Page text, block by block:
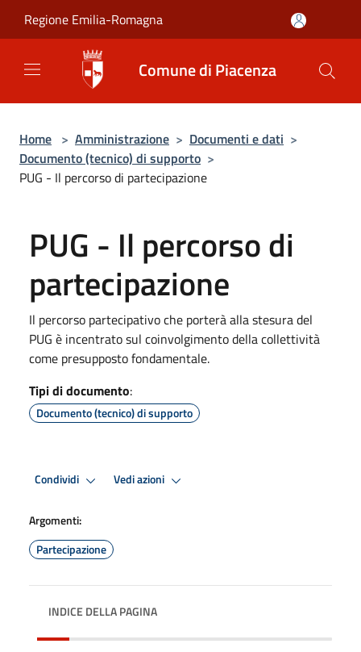
Regione Emilia-Romagna
Comune di Piacenza
Home > Amministrazione > Documenti e dati >
Documento (tecnico) di supporto >
PUG - Il percorso di partecipazione
PUG - Il percorso di
partecipazione
Il percorso partecipativo che porterà alla stesura del
PUG è incentrato sul coinvolgimento della collettività
come presupposto fondamentale.
Tipi di documento:
Documento (tecnico) di supporto
Condividi Vedi azioni
Argomenti:
Partecipazione
INDICE DELLA PAGINA